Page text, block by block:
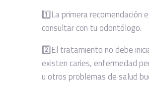
1️⃣La primera recomendación
consultar con tu odontólogo.
2️⃣El tratamiento no debe
existen caries, enfermedad
u otros problemas de salud